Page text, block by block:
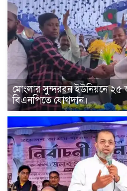
মোংলার সুন্দরবন ইউনিয়নে ২৫
বিএনপিতে যোগদান।